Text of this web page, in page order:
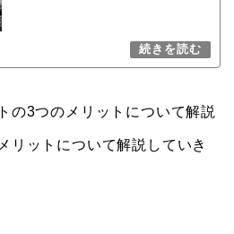
の3つのメリットについて解説
リットについて解説していき